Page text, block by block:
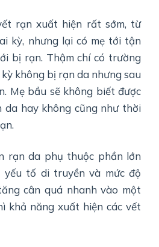
rạn xuất hiện rất sớm, từ
kỳ, nhưng lại có mẹ tới tận
bị rạn. Thậm chí có trường
không bị rạn da nhưng sau
Mẹ bầu sẽ không biết được
da hay không cũng như thời
rạn da phụ thuộc phần lớn
yếu tố di truyền và mức độ
cân quá nhanh vào một
khả năng xuất hiện các vết